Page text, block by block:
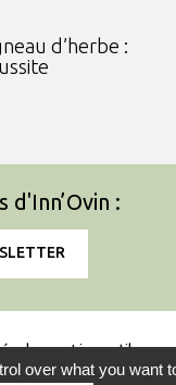
d’herbe :
d'Inn’Ovin :
Liens utiles
over what you want